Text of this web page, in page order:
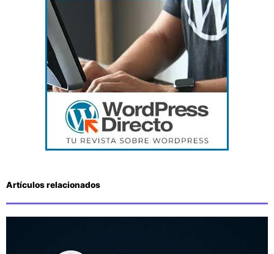
Artículos relacionados